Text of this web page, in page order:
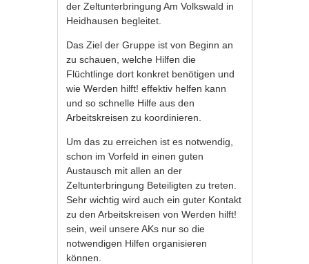
der Zeltunterbringung Am Volkswald in
Heidhausen begleitet.
Das Ziel der Gruppe ist von Beginn an
zu schauen, welche Hilfen die
Flüchtlinge dort konkret benötigen und
wie Werden hilft! effektiv helfen kann
und so schnelle Hilfe aus den
Arbeitskreisen zu koordinieren.
Um das zu erreichen ist es notwendig,
schon im Vorfeld in einen guten
Austausch mit allen an der
Zeltunterbringung Beteiligten zu treten.
Sehr wichtig wird auch ein guter Kontakt
zu den Arbeitskreisen von Werden hilft!
sein, weil unsere AKs nur so die
notwendigen Hilfen organisieren
können.